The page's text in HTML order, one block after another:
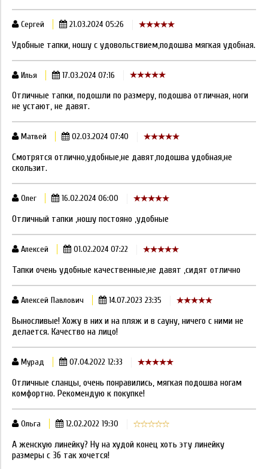
Сергей 21.03.2024 05:26
Удобные тапки, ношу с удовольствием,подошва мягкая удобная.
Илья 17.03.2024 07:16
Отличные тапки, подошли по размеру, подошва отличная, ноги
не устают, не давят.
Матвей 02.03.2024 07:40
Смотрятся отлично,удобные,не давят,подошва удобная,не
скользит.
Олег 16.02.2024 06:00
Отличный тапки ,ношу постояно ,удобные
Алексей 01.02.2024 07:22
Тапки очень удобные качественные,не давят ,сидят отлично
Алексей Павлович 14.07.2023 23:35
Выносливые! Хожу в них и на пляж и в сауну, ничего с ними не
делается. Качество на лицо!
Мурад 07.04.2022 12:33
Отличные сланцы, очень понравились, мягкая подошва ногам
комфортно. Рекомендую к покупке!
Ольга 12.02.2022 19:30
А женскую линейку? Ну на худой конец хоть эту линейку
размеры с 36 так хочется!